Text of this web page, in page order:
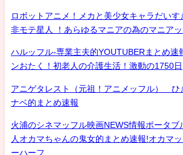
ロボットアニメ！メカと美少女キャラだいす
非モテ星人 ！あらゆるマニアの為のマニアッ
ハルッフル-専業主夫的YOUTUBERまとめ速
ンおたく！初老人の介護生活！激動の1750日
アニゲタレスト（元祖！アニメッフル） ひ
ナベ的まとめ速報
火浦のシネマッフル映画NEWS情報ポータブ
人オカマちゃんの鬼女的まとめ速報!オカマ
ーハーフ